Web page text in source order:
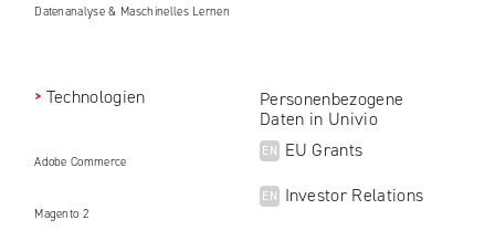
Datenanalyse & Maschinelles Lernen
Technologien
Adobe Commerce
Magento 2
Personenbezogene
Daten in Univio
EN EU Grants
EN Investor Relations